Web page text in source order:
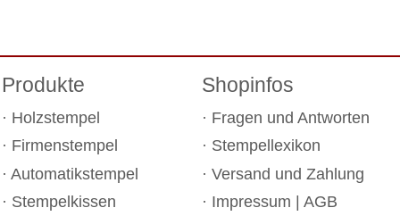
Produkte
Holzstempel
Firmenstempel
Automatikstempel
Stempelkissen
Shopinfos
Fragen und Antworten
Stempellexikon
Versand und Zahlung
Impressum | AGB